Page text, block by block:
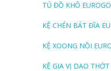
TỦ ĐỒ KHÔ
KỆ CHÉN BÁT ĐĨA
KỆ XOONG NỒI
KỆ GIA VỊ DAO